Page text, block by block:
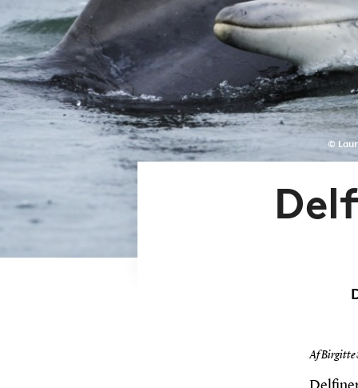
©
Af Birgitte